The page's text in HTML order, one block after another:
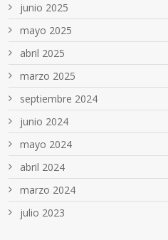
junio 2025
mayo 2025
abril 2025
marzo 2025
septiembre 2024
junio 2024
mayo 2024
abril 2024
marzo 2024
julio 2023